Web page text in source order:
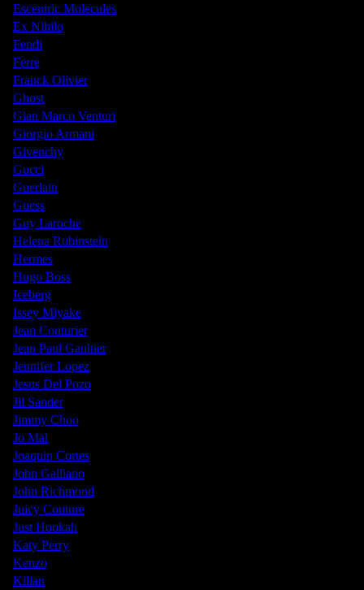
Escentric Molecules
Ex Nihilo
Fendi
Ferre
Franck Olivier
Ghost
Gian Marco Venturi
Giorgio Armani
Givenchy
Gucci
Guerlain
Guess
Guy Laroche
Helena Rubinstein
Hermes
Hugo Boss
Iceberg
Issey Miyake
Jean Couturier
Jean Paul Gaultier
Jennifer Lopez
Jesus Del Pozo
Jil Sander
Jimmy Choo
Jo Mal
Joaquin Cortes
John Galliano
John Richmond
Juicy Couture
Just Hookah
Katy Perry
Kenzo
Kilian